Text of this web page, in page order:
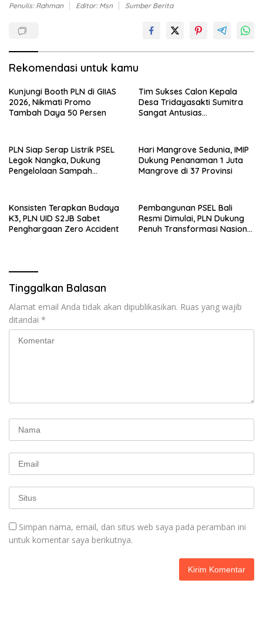
Penulis: Rahman Editor: Msn Sumber Berita
Rekomendasi untuk kamu
Kunjungi Booth PLN di GIIAS
2026, Nikmati Promo
Tambah Daya 50 Persen
Tim Sukses Calon Kepala
Desa Tridayasakti Sumitra
Sangat Antusias
Pilkades
PLN Siap Serap Listrik PSEL
Legok Nangka, Dukung
Pengelolaan Sampah
Hari Mangrove Sedunia, IMIP
Dukung Penanaman 1 Juta
Mangrove di 37 Provinsi
Konsisten Terapkan Budaya
K3, PLN UID S2JB Sabet
Penghargaan Zero Accident
Pembangunan PSEL Bali
Resmi Dimulai, PLN Dukung
Penuh Transformasi Nasional
Tinggalkan Balasan
Alamat email Anda tidak akan dipublikasikan. Ruas yang wajib
ditandai *
Simpan nama, email, dan situs web saya pada peramban ini
untuk komentar saya berikutnya.